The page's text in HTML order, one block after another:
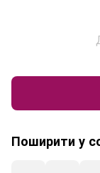
Поширити у